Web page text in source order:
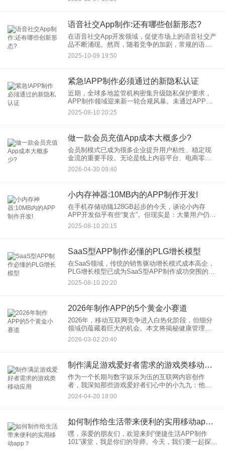
发的用户需求以及严格的安全标准，大型企业APP
语音社交App制作:还有哪些创新形态?
在语音社交App开发领域，促使市场上的语音社交产
品不断涌现。然而，随着竞争的加剧，常规的语音
社交模式已难以满足用户日益多样化的需求。那
么，在语音社交App制作方面，还有哪些创新形态值
2025-10-09 19:50
紧急!APP制作必须通过的新隐私认证
近期，全球多地监管机构密集升级隐私保护要求，
APP制作领域迎来新一轮合规风暴。未通过APP新
隐私认证的应用，不仅面临巨额罚款（部分案例罚
款高达应用年收入4%），更可能被应用商店强制下
2025-08-10 20:25
做一款会员充值App成本大概多少?
会员制模式已成为很多企业提升用户粘性、稳定现
金流的重要手段。无论是线上内容平台、电商零
售，还是线下的健身、美容行业，拥有一款专属的
会员充值App，正在成为连接用户与服务的关键入
2026-04-30 09:40
小内存神器:10MB内的APP制作开发!
在手机存储动辄128GB起步的今天，谈论小内存
APP开发似乎有些“复古”。但现实是：大量用户仍在
使用存储空间有限的旧设备，流量敏感地区用户青
睐轻量应用，工具类APP用户追求即开即用。10MB
2025-08-10 20:15
SaaS型APP制作必懂的PLG增长模型
在SaaS领域，传统的销售驱动增长模式成本高企，
PLG增长模型已成为SaaS型APP制作成功突围的关
键路径。它不仅仅是获客策略，更是以产品为核心
的增长哲学。 PLG对SaaS型AP
2025-08-10 20:20
2026年制作APP的5个黄金小赛道
2026年，移动互联网竞争进入白热化阶段，但细分
领域仍蕴藏着巨大的机会。本文将揭秘健康管理、
本地生活服务、绿色消费、AI社交、元宇宙五大潜
力赛道，结合行业数据与成功案例，解析做APP的
2026-03-02 20:40
制作满足游戏爱好者需求的游戏类移动应用
作为一个长期与数字娱乐为伍的互联网内容创作
者，我深知那些游戏爱好者们心中的小九九：他们
想要的不仅仅是一个简单的游戏移动应用，而是一
个可以让他们沉浸式体验各种游戏乐趣的全方位平
2024-04-20 18:00
如何制作给生活带来便利的实用移动app？
嘿，亲爱的朋友们，欢迎来到“便捷生活APP制作
101”课堂，我是你们的导师。今天，我们要一起探索